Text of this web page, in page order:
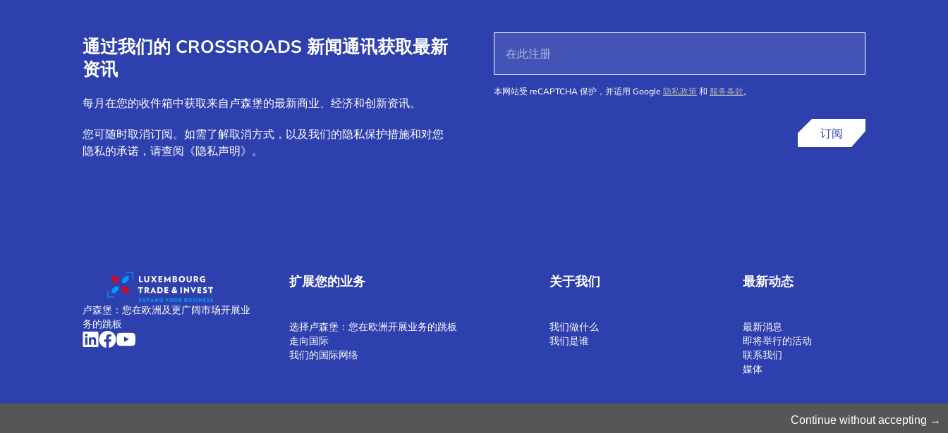
通过我们的 CROSSROADS 新闻通讯获取最新
资讯
每月在您的收件箱中获取来自卢森堡的最新商业、经济和创新资讯。
您可随时取消订阅。如需了解取消方式，以及我们的隐私保护措施和对您
隐私的承诺，请查阅《隐私声明》。
本网站受 reCAPTCHA 保护，并适用 Google 隐私政策 和 服务条款。
订阅
卢森堡：您在欧洲及更广阔市场开展业
务的跳板
扩展您的业务
选择卢森堡：您在欧洲开展业务的跳板
走向国际
我们的国际网络
关于我们
我们做什么
我们是谁
最新动态
最新消息
即将举行的活动
联系我们
媒体
©2025 Luxinnovation GIE
Continue without accepting